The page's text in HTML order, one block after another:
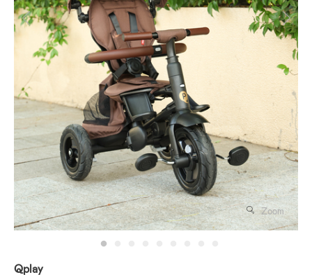
Zoom
Qplay